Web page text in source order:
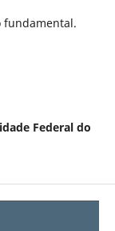
fundamental.
Federal do